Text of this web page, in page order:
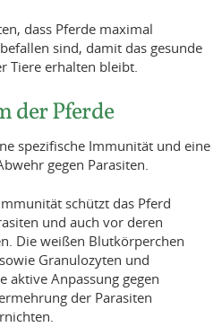
dass Pferde maximal
sind, damit das gesunde
Tiere erhalten bleibt.
der Pferde
spezifische Immunität und eine
gegen Parasiten.
schützt das Pferd
und auch vor deren
Die weißen Blutkörperchen
Granulozyten und
aktive Anpassung gegen
der Parasiten